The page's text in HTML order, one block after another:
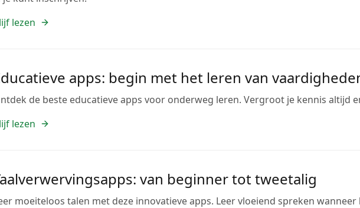
lezen
apps: begin met het leren van
de beste educatieve apps voor onderweg leren. Vergroot je kennis altijd
lezen
van beginner tot tweetalig
moeiteloos talen met deze innovatieve apps. Leer vloeiend spreken